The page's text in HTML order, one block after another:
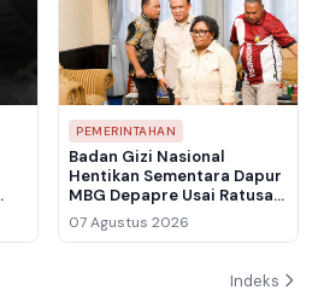
PEMERINTAHAN
Badan Gizi Nasional
Hentikan Sementara Dapur
MBG Depapre Usai Ratusan
Pelajar Keracunan
07 Agustus 2026
Indeks